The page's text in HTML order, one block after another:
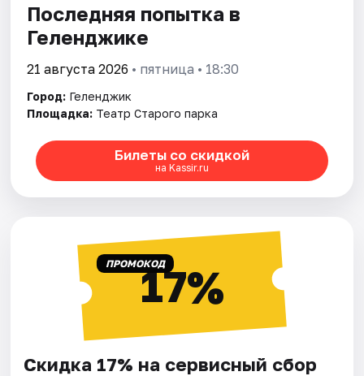
Последняя попытка в
Геленджике
21 августа 2026 • пятница • 18:30
Город: Геленджик
Площадка: Театр Старого паркa
Билеты со скидкой
на Kassir.ru
ПРОМОКОД17%
Скидка 17% на сервисный сбор